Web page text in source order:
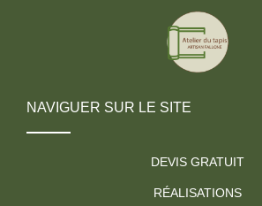
NAVIGUER SUR LE SITE
DEVIS GRATUIT
RÉALISATIONS